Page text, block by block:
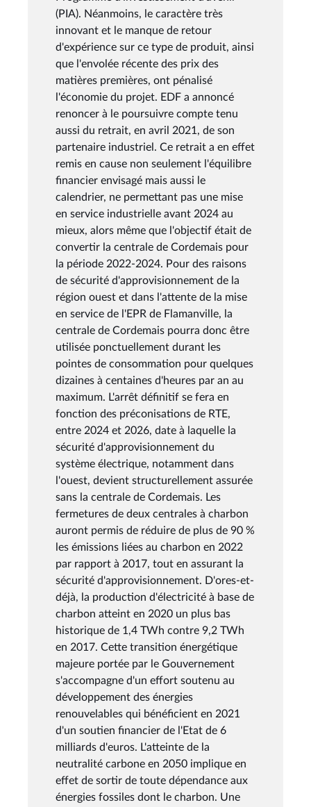
(PIA). Néanmoins, le caractère très
innovant et le manque de retour
d'expérience sur ce type de produit, ainsi
que l'envolée récente des prix des
matières premières, ont pénalisé
l'économie du projet. EDF a annoncé
renoncer à le poursuivre compte tenu
aussi du retrait, en avril 2021, de son
partenaire industriel. Ce retrait a en effet
remis en cause non seulement l'équilibre
financier envisagé mais aussi le
calendrier, ne permettant pas une mise
en service industrielle avant 2024 au
mieux, alors même que l'objectif était de
convertir la centrale de Cordemais pour
la période 2022-2024. Pour des raisons
de sécurité d'approvisionnement de la
région ouest et dans l'attente de la mise
en service de l'EPR de Flamanville, la
centrale de Cordemais pourra donc être
utilisée ponctuellement durant les
pointes de consommation pour quelques
dizaines à centaines d'heures par an au
maximum. L'arrêt définitif se fera en
fonction des préconisations de RTE,
entre 2024 et 2026, date à laquelle la
sécurité d'approvisionnement du
système électrique, notamment dans
l'ouest, devient structurellement assurée
sans la centrale de Cordemais. Les
fermetures de deux centrales à charbon
auront permis de réduire de plus de 90 %
les émissions liées au charbon en 2022
par rapport à 2017, tout en assurant la
sécurité d'approvisionnement. D'ores-et-
déjà, la production d'électricité à base de
charbon atteint en 2020 un plus bas
historique de 1,4 TWh contre 9,2 TWh
en 2017. Cette transition énergétique
majeure portée par le Gouvernement
s'accompagne d'un effort soutenu au
développement des énergies
renouvelables qui bénéficient en 2021
d'un soutien financier de l'Etat de 6
milliards d'euros. L'atteinte de la
neutralité carbone en 2050 implique en
effet de sortir de toute dépendance aux
énergies fossiles dont le charbon. Une